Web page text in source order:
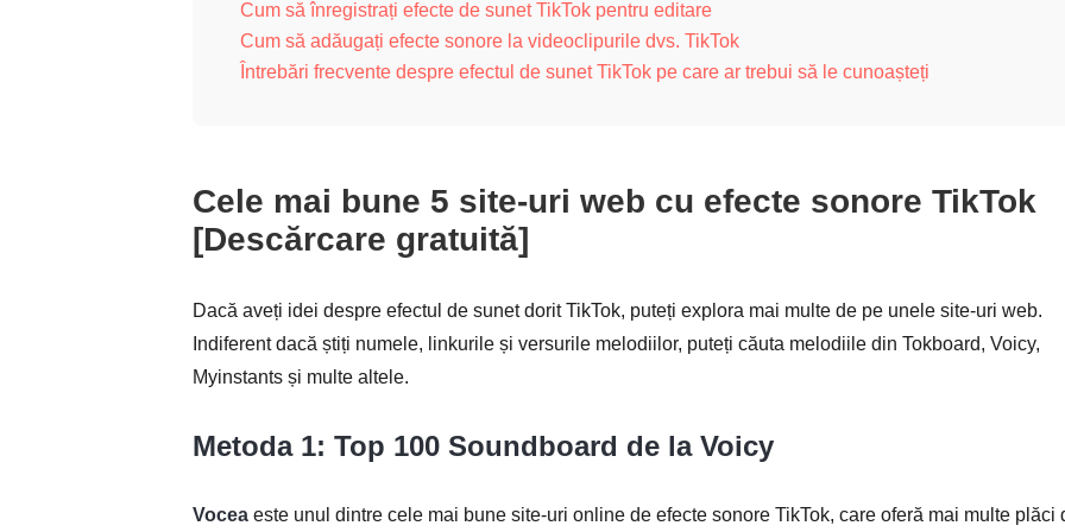
Cum să înregistrați efecte de sunet TikTok pentru editare
Cum să adăugați efecte sonore la videoclipurile dvs. TikTok
Întrebări frecvente despre efectul de sunet TikTok pe care ar trebui să le cunoașteți
Cele mai bune 5 site-uri web cu efecte sonore TikTok
[Descărcare gratuită]
Dacă aveți idei despre efectul de sunet dorit TikTok, puteți explora mai multe de pe unele site-uri web.
Indiferent dacă știți numele, linkurile și versurile melodiilor, puteți căuta melodiile din Tokboard, Voicy,
Myinstants și multe altele.
Metoda 1: Top 100 Soundboard de la Voicy
Vocea este unul dintre cele mai bune site-uri online de efecte sonore TikTok, care oferă mai multe plăci